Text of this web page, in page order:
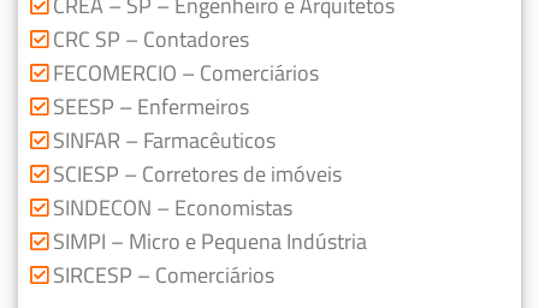
CRC SP – Contadores
FECOMERCIO – Comerciários
SEESP – Enfermeiros
SINFAR – Farmacêuticos
SCIESP – Corretores de imóveis
SINDECON – Economistas
SIMPI – Micro e Pequena Indústria
SIRCESP – Comerciários